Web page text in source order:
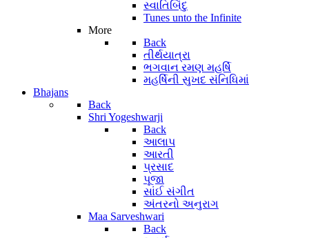
સ્વાતિબિંદુ
Tunes unto the Infinite
More
Back
તીર્થયાત્રા
ભગવાન રમણ મહર્ષિ
મહર્ષિની સુખદ સંનિધિમાં
Bhajans
Back
Shri Yogeshwarji
Back
આલાપ
આરતી
પ્રસાદ
પૂજા
સાંઈ સંગીત
અંતરનો અનુરાગ
Maa Sarveshwari
Back